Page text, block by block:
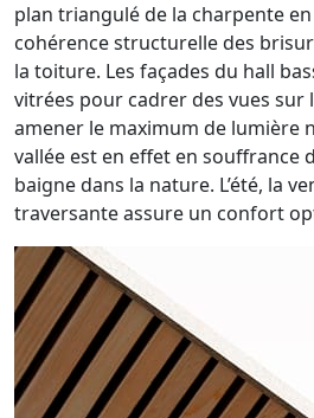
plan triangulé de la charpente
cohérence structurelle des
la toiture. Les façades du hall
vitrées pour cadrer des vues sur
amener le maximum de lumière
vallée est en effet en souffrance
baigne dans la nature. L’été, la
traversante assure un confort